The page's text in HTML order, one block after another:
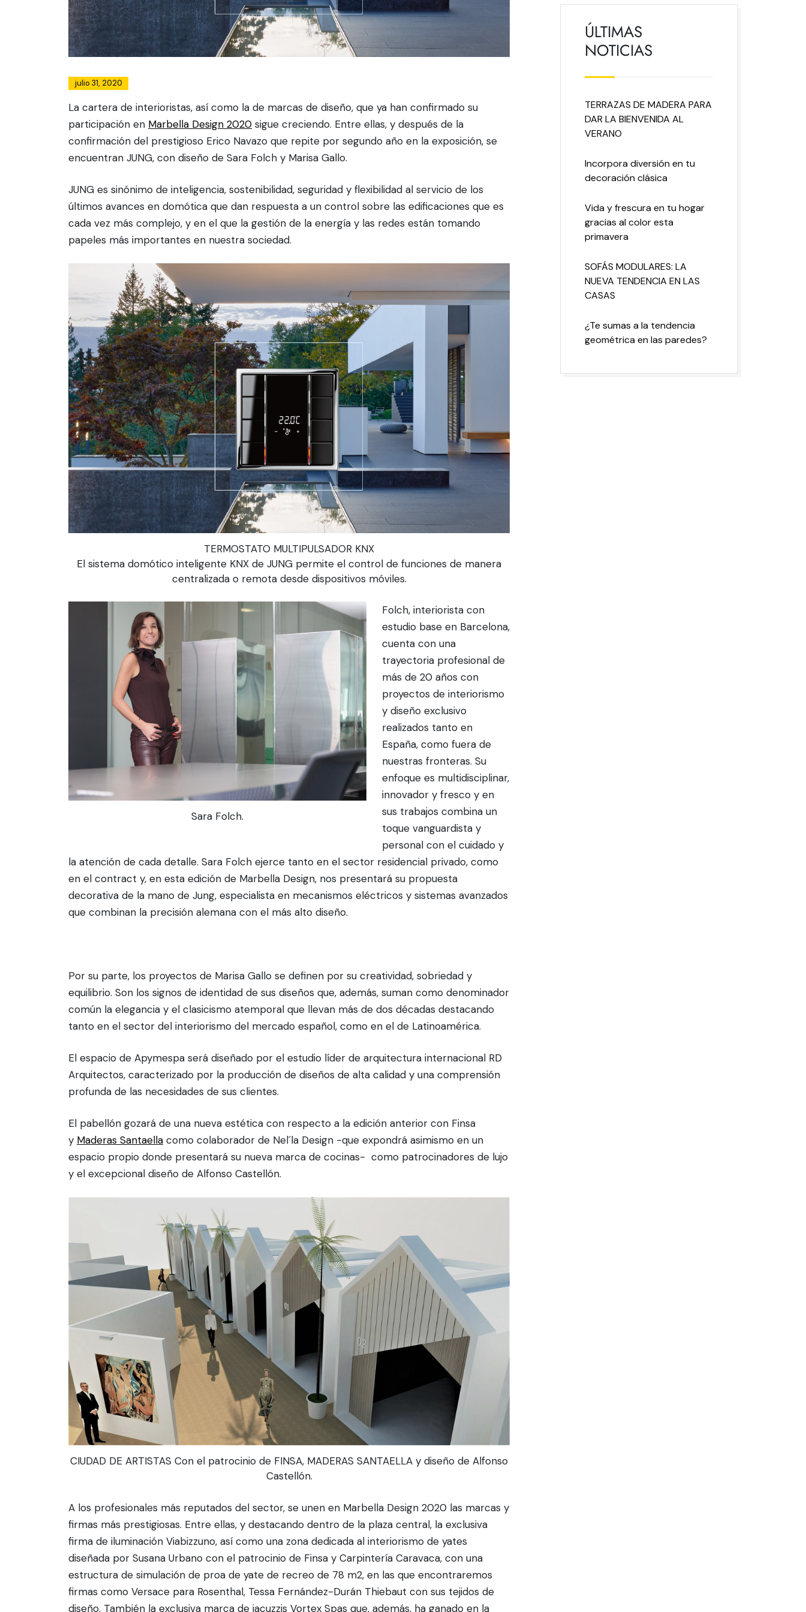
julio 31, 2020
La cartera de interioristas, así como la de marcas de diseño, que ya han confirmado su
participación en Marbella Design 2020 sigue creciendo. Entre ellas, y después de la
confirmación del prestigioso Erico Navazo que repite por segundo año en la exposición, se
encuentran JUNG, con diseño de Sara Folch y Marisa Gallo.
JUNG es sinónimo de inteligencia, sostenibilidad, seguridad y flexibilidad al servicio de los
últimos avances en domótica que dan respuesta a un control sobre las edificaciones que es
cada vez más complejo, y en el que la gestión de la energía y las redes están tomando
papeles más importantes en nuestra sociedad.
TERMOSTATO MULTIPULSADOR KNX
El sistema domótico inteligente KNX de JUNG permite el control de funciones de manera
centralizada o remota desde dispositivos móviles.
Sara Folch.
Folch, interiorista con
estudio base en Barcelona,
cuenta con una
trayectoria profesional de
más de 20 años con
proyectos de interiorismo
y diseño exclusivo
realizados tanto en
España, como fuera de
nuestras fronteras. Su
enfoque es multidisciplinar,
innovador y fresco y en
sus trabajos combina un
toque vanguardista y
personal con el cuidado y
la atención de cada detalle. Sara Folch ejerce tanto en el sector residencial privado, como
en el contract y, en esta edición de Marbella Design, nos presentará su propuesta
decorativa de la mano de Jung, especialista en mecanismos eléctricos y sistemas avanzados
que combinan la precisión alemana con el más alto diseño.
Por su parte, los proyectos de Marisa Gallo se definen por su creatividad, sobriedad y
equilibrio. Son los signos de identidad de sus diseños que, además, suman como denominador
común la elegancia y el clasicismo atemporal que llevan más de dos décadas destacando
tanto en el sector del interiorismo del mercado español, como en el de Latinoamérica.
El espacio de Apymespa será diseñado por el estudio líder de arquitectura internacional RD
Arquitectos, caracterizado por la producción de diseños de alta calidad y una comprensión
profunda de las necesidades de sus clientes.
El pabellón gozará de una nueva estética con respecto a la edición anterior con Finsa
y Maderas Santaella como colaborador de Nel´la Design -que expondrá asimismo en un
espacio propio donde presentará su nueva marca de cocinas- como patrocinadores de lujo
y el excepcional diseño de Alfonso Castellón.
CIUDAD DE ARTISTAS Con el patrocinio de FINSA, MADERAS SANTAELLA y diseño de Alfonso
Castellón.
A los profesionales más reputados del sector, se unen en Marbella Design 2020 las marcas y
firmas más prestigiosas. Entre ellas, y destacando dentro de la plaza central, la exclusiva
firma de iluminación Viabizzuno, así como una zona dedicada al interiorismo de yates
diseñada por Susana Urbano con el patrocinio de Finsa y Carpintería Caravaca, con una
estructura de simulación de proa de yate de recreo de 78 m2, en las que encontraremos
firmas como Versace para Rosenthal, Tessa Fernández-Durán Thiebaut con sus tejidos de
diseño. También la exclusiva marca de jacuzzis Vortex Spas que, además, ha ganado en la
ÚLTIMAS
NOTICIAS
TERRAZAS DE MADERA PARA
DAR LA BIENVENIDA AL
VERANO
Incorpora diversión en tu
decoración clásica
Vida y frescura en tu hogar
gracias al color esta
primavera
SOFÁS MODULARES: LA
NUEVA TENDENCIA EN LAS
CASAS
¿Te sumas a la tendencia
geométrica en las paredes?